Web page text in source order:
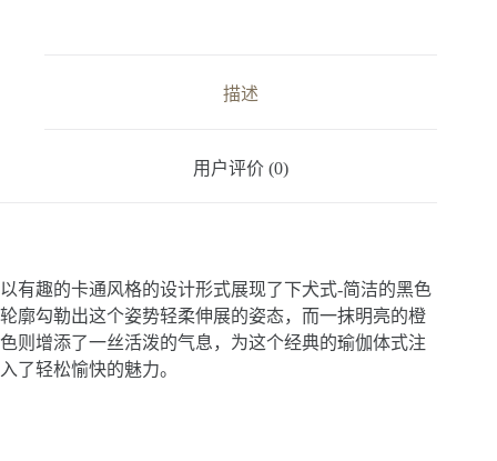
描述
用户评价 (0)
以有趣的卡通风格的设计形式展现了下犬式-简洁的黑色
轮廓勾勒出这个姿势轻柔伸展的姿态，而一抹明亮的橙
色则增添了一丝活泼的气息，为这个经典的瑜伽体式注
入了轻松愉快的魅力。